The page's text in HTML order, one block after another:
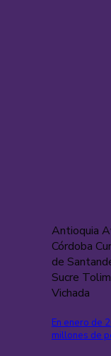
Antioquia
Córdoba
de
Sucre
Vichada
En enero de
millones de